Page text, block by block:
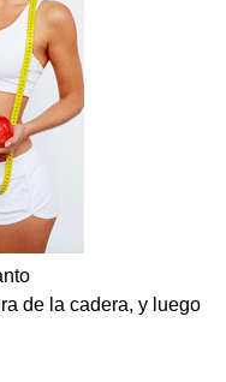
de la cadera, y luego